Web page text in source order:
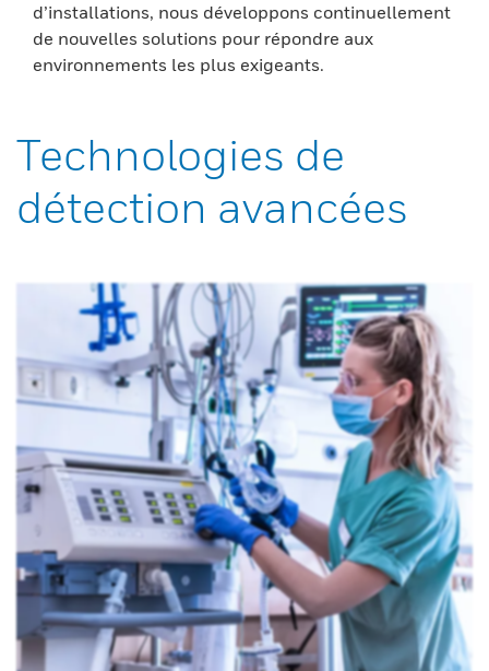
d’installations, nous développons continuellement
de nouvelles solutions pour répondre aux
environnements les plus exigeants.
Technologies de
détection avancées